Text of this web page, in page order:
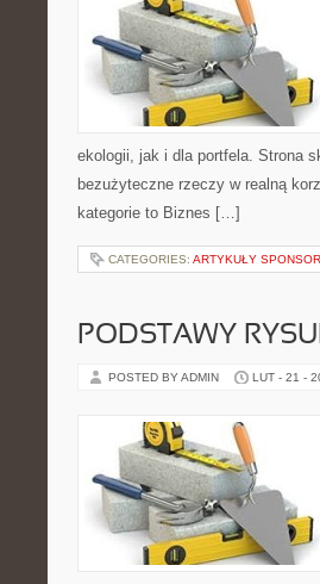
ekologii, jak i dla portfela. Strona
bezużyteczne rzeczy w realną
kategorie to Biznes […]
CATEGORIES: ARTYKUŁY
PODSTAWY
POSTED BY ADMIN LUT - 21 -